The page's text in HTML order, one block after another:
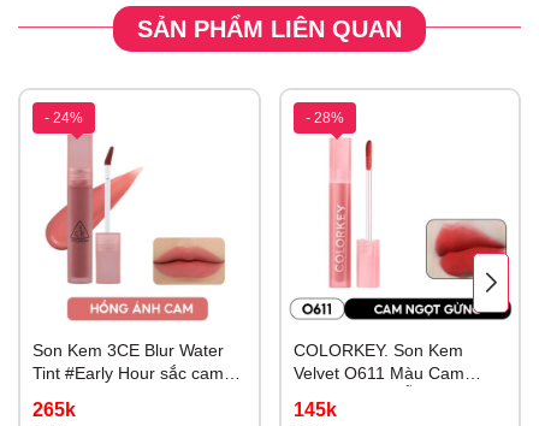
SẢN PHẨM LIÊN QUAN
- 24%
Son Kem 3CE Blur Water
Tint #Early Hour sắc cam
265k
- 28%
COLORKEY. Son Kem
Velvet O611 Màu Cam
145k